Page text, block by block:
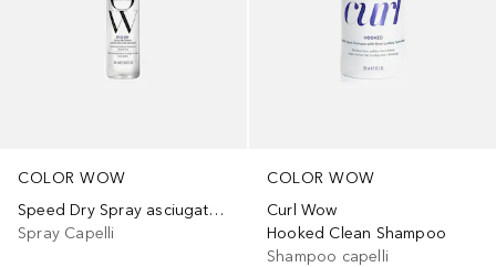
COLOR WOW
Speed Dry Spray asciugatura veloce
Spray Capelli
COLOR WOW
Curl Wow
Hooked Clean Shampoo
Shampoo capelli